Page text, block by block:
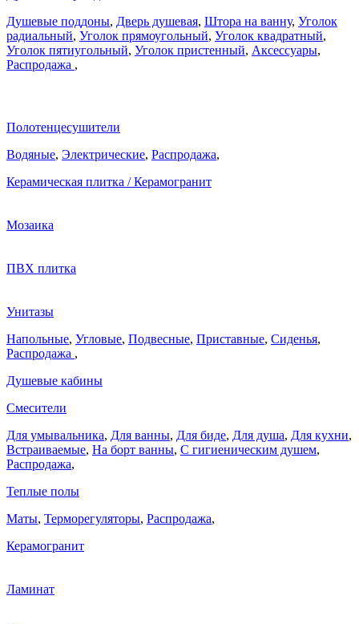
Душевые поддоны, Дверь душевая, Штора на ванну, Уголок
радиальный, Уголок прямоугольный, Уголок квадратный,
Уголок пятиугольный, Уголок пристенный, Аксессуары,
Распродажа ,
Полотенцесушители
Водяные, Электрические, Распродажа,
Керамическая плитка / Керамогранит
Мозаика
ПВХ плитка
Унитазы
Напольные, Угловые, Подвесные, Приставные, Сиденья,
Распродажа ,
Душевые кабины
Смесители
Для умывальника, Для ванны, Для биде, Для душа, Для кухни,
Встраиваемые, На борт ванны, C гигиеническим душем,
Распродажа,
Теплые полы
Маты, Терморегуляторы, Распродажа,
Керамогранит
Ламинат